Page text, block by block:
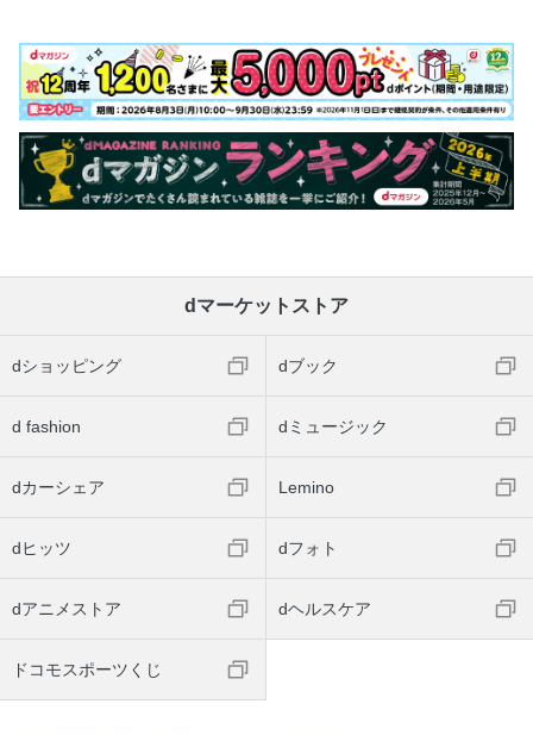
dマーケットストア
dショッピング dブック
d fashion dミュージック
dカーシェア Lemino
dヒッツ dフォト
dアニメストア dヘルスケア
ドコモスポーツくじ